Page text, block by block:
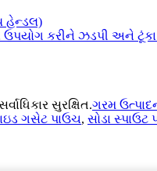
હેન્ડલ)
ઉપયોગ કરીને ઝડપી અને ટૂંકા
સુરક્ષિત.ગરમ
ગસેટ પાઉચ, સોડા સ્પાઉટ